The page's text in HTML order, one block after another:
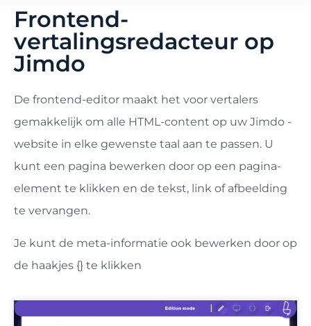
Frontend-
vertalingsredacteur op
Jimdo
De frontend-editor maakt het voor vertalers
gemakkelijk om alle HTML-content op uw Jimdo -
website in elke gewenste taal aan te passen. U
kunt een pagina bewerken door op een pagina-
element te klikken en de tekst, link of afbeelding
te vervangen.
Je kunt de meta-informatie ook bewerken door op
de haakjes {} te klikken